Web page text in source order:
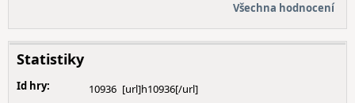
Všechna hodnocení
Statistiky
Id hry:
10936